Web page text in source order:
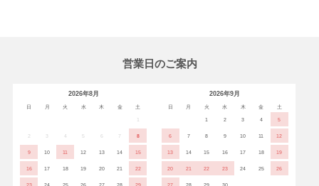
営業日のご案内
2026年8月
日 月 火 水 木 金 土
1
2 3 4 5 6 7 8
9 10 11 12 13 14 15
16 17 18 19 20 21 22
23 24 25 26 27 28 29
2026年9月
日 月 火 水 木 金 土
1 2 3 4 5
6 7 8 9 10 11 12
13 14 15 16 17 18 19
20 21 22 23 24 25 26
27 28 29 30